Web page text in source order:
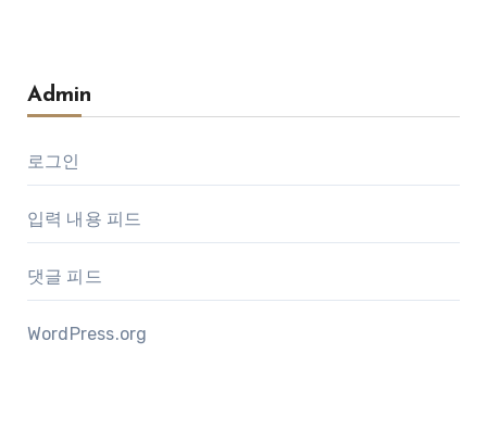
Admin
로그인
입력 내용 피드
댓글 피드
WordPress.org